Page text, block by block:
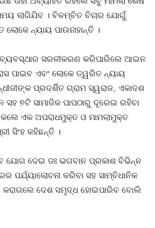
ଲାଗିଯିବ । ବିଳମ୍ବିତ ବିଚାର ଯୋଗୁଁ
ନ୍ୟାୟ ପାଉନାହାନ୍ତି ।
ବ୍ୟବସ୍ଥାର ସରଳୀକରଣ କରିପାରିଲେ ଆଇନ
ପାଇବ ଏବଂ ଲୋକେ ତ୍ୱରିତ ନ୍ୟାୟ
ପ୍ରଦର୍ଶିତ ଗ୍ରାମ ସ୍ୱରାଜ, ଏକାଦଶ
୭ଟି ସାମାଜିକ ପାପଠାରୁ ଦୂରେଇ ରହିବା
ଏକ ଅପରାଧମୁକ୍ତ ଓ ମାମଲାମୁକ୍ତ
ସିଂହ କହିଛନ୍ତି ।
ଯୋଗ ଦେଇ ଡଃ ଭଗବାନ ପ୍ରକାଶ ବିଭିନ୍ନ
କରିବା ସହ ସାମ୍ବିଧାନିକ
କରାଗଲେ ଦେଶ ସମୃଦ୍ଧ ହୋଇପାରିବ ବୋଲି